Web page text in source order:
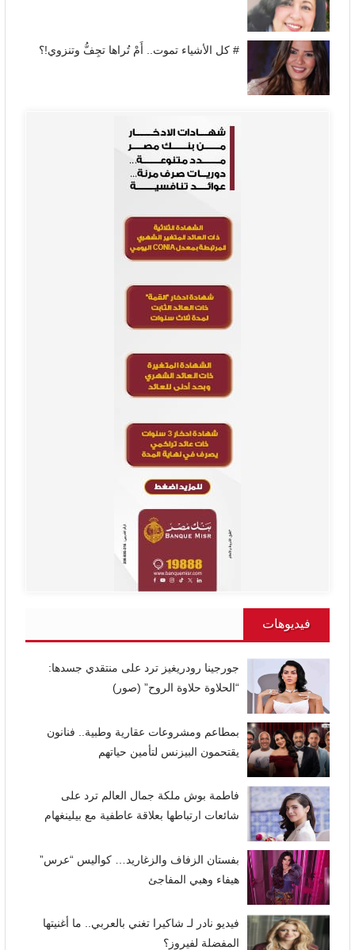
# كل الأشياء تموت.. أَمْ تُراها تجِفُّ وتنزوي!؟
فيديوهات
جورجينا رودريغيز ترد على منتقدي جسدها:
“الحلاوة حلاوة الروح” (صور)
بمطاعم ومشروعات عقارية وطبية.. فنانون
يقتحمون البيزنس لتأمين حياتهم
فاطمة بوش ملكة جمال العالم ترد على
شائعات ارتباطها بعلاقة عاطفية مع بيلينغهام
بفستان الزفاف والزغاريد… كواليس “عرس”
هيفاء وهبي المفاجئ
فيديو نادر لـ شاكيرا تغني بالعربي.. ما أغنيتها
المفضلة لفيروز؟